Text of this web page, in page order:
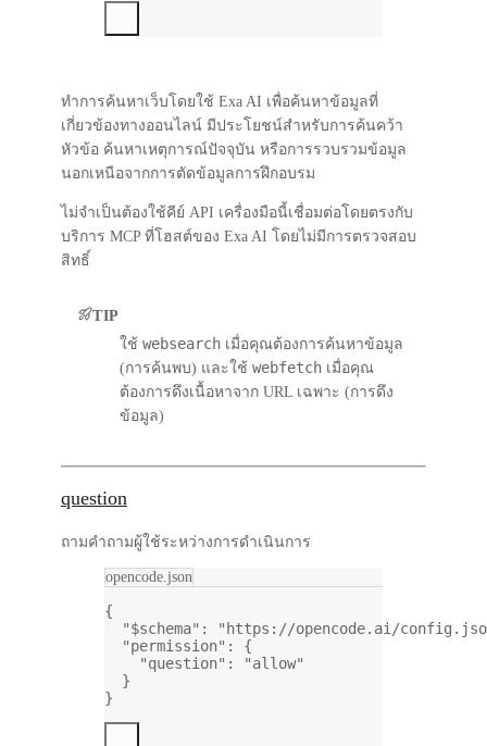
ทำการค้นหาเว็บโดยใช้ Exa AI เพื่อค้นหาข้อมูลที่
เกี่ยวข้องทางออนไลน์ มีประโยชน์สำหรับการค้นคว้า
หัวข้อ ค้นหาเหตุการณ์ปัจจุบัน หรือการรวบรวมข้อมูล
นอกเหนือจากการตัดข้อมูลการฝึกอบรม
ไม่จำเป็นต้องใช้คีย์ API เครื่องมือนี้เชื่อมต่อโดยตรงกับ
บริการ MCP ที่โฮสต์ของ Exa AI โดยไม่มีการตรวจสอบ
สิทธิ์
TIP
ใช้ websearchเมื่อคุณต้องการค้นหาข้อมูล
(การค้นพบ) และใช้ webfetchเมื่อคุณ
ต้องการดึงเนื้อหาจาก URL เฉพาะ (การดึง
ข้อมูล)
question
ถามคำถามผู้ใช้ระหว่างการดำเนินการ
opencode.json
{
"$schema" :
"https://opencode.ai/
"permission" : {
"question" :
"allow"
}
}